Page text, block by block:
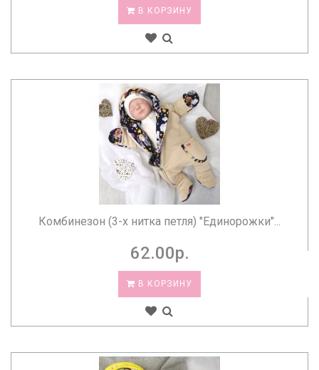
В КОРЗИНУ
Комбинезон (3-х нитка петля) "Единорожки"...
62.00р.
В КОРЗИНУ